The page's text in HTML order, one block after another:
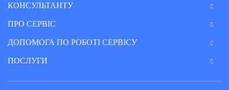
КОНСУЛЬТАНТУ
ПРО СЕРВІС
ДОПОМОГА ПО РОБОТІ СЕРВІСУ
ПОСЛУГИ